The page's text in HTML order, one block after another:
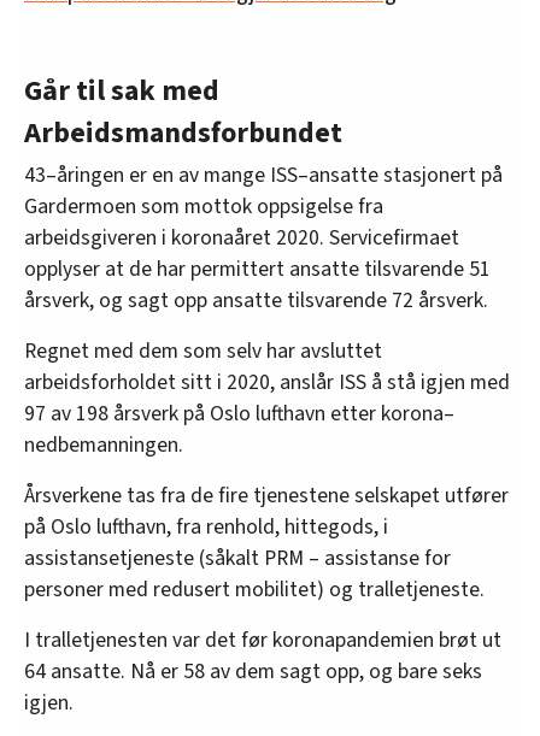
Går til sak med
Arbeidsmandsforbundet
43–åringen er en av mange ISS–ansatte stasjonert på
Gardermoen som mottok oppsigelse fra
arbeidsgiveren i koronaåret 2020. Servicefirmaet
opplyser at de har permittert ansatte tilsvarende 51
årsverk, og sagt opp ansatte tilsvarende 72 årsverk.
Regnet med dem som selv har avsluttet
arbeidsforholdet sitt i 2020, anslår ISS å stå igjen med
97 av 198 årsverk på Oslo lufthavn etter korona–
nedbemanningen.
Årsverkene tas fra de fire tjenestene selskapet utfører
på Oslo lufthavn, fra renhold, hittegods, i
assistansetjeneste (såkalt PRM – assistanse for
personer med redusert mobilitet) og tralletjeneste.
I tralletjenesten var det før koronapandemien brøt ut
64 ansatte. Nå er 58 av dem sagt opp, og bare seks
igjen.